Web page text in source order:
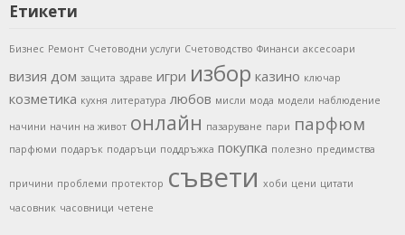
Етикети
Бизнес Ремонт Счетоводни услуги Счетоводство Финанси аксесоари
визия дом защита здраве игри избор казино ключар
козметика кухня литература любов мисли мода модели наблюдение
начини начин на живот онлайн пазаруване пари парфюм
парфюми подарък подаръци поддръжка покупка полезно предимства
причини проблеми протектор съвети хоби цени цитати
часовник часовници четене